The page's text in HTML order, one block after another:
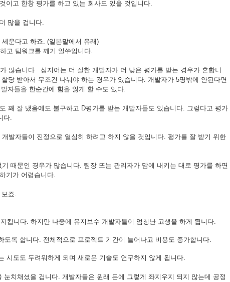
이고 한창 평가를 하고 있는 회사도 있을 것입니다.
많을 겁니다.
운다고 하죠. (일본말에서 유래)
고 팀워크를 깨기 일쑤입니다.
많습니다. 심지어는 더 잘한 개발자가 더 낮은 평가를 받는 경우가 흔합니
당 받아서 무조건 나눠야 하는 경우가 있습니다. 개발자가 5명밖에 안된다면
자들을 한순간에 힘을 잃게 할 수도 있다.
꽤 잘 냈음에도 불구하고 D평가를 받는 개발자들도 있습니다. 그렇다고 평가
다.
발자들이 진정으로 열심히 하려고 하지 않을 것입니다. 평가를 잘 받기 위한
때문인 경우가 많습니다. 팀장 또는 관리자가 맘에 내키는 대로 평가를 하면
기가 어렵습니다.
죠.
킵니다. 하지만 나중에 유지보수 개발자들이 엄청난 고생을 하게 됩니다.
록 합니다. 전체적으로 프로젝트 기간이 늘어나고 비용도 증가합니다.
시도도 두려워하게 되며 새로운 기술도 연구하지 않게 됩니다.
치채셨을 겁니다. 개발자들은 원래 돈에 그렇게 좌지우지 되지 않는데 공정